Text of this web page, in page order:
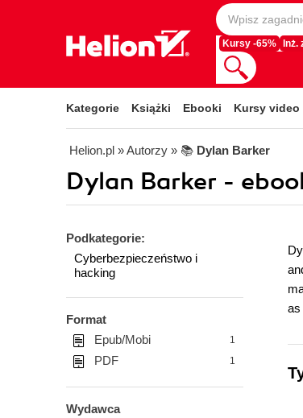
Kursy -65% Inż.
Kategorie Książki Ebooki Kursy video
Helion.pl » Autorzy » 📚 Dylan Barker
Dylan Barker -
Podkategorie:
Cyberbezpieczeństwo i
hacking
Format
Epub/Mobi
1
PDF 1
Wydawca
as